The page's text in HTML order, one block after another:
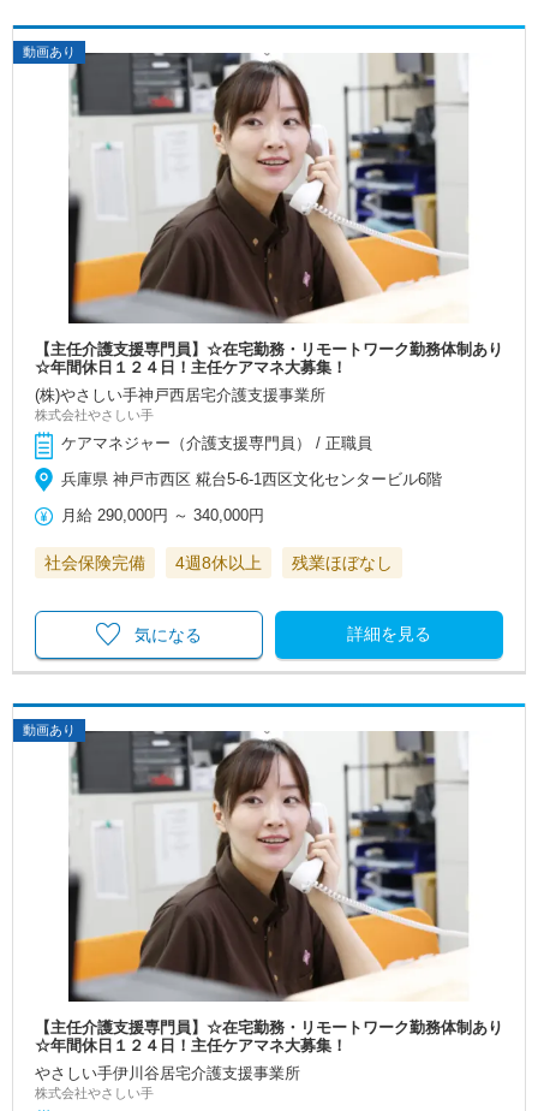
動画あり
【主任介護支援専門員】☆在宅勤務・リモートワーク勤務体制あり
☆年間休日１２４日！主任ケアマネ大募集！
(株)やさしい手神戸西居宅介護支援事業所
株式会社やさしい手
ケアマネジャー（介護支援専門員） / 正職員
兵庫県 神戸市西区 糀台5-6-1西区文化センタービル6階
月給 290,000円 ～340,000円
社会保険完備 4週8休以上 残業ほぼなし
詳細を見る
気になる
動画あり
【主任介護支援専門員】☆在宅勤務・リモートワーク勤務体制あり
☆年間休日１２４日！主任ケアマネ大募集！
やさしい手伊川谷居宅介護支援事業所
株式会社やさしい手